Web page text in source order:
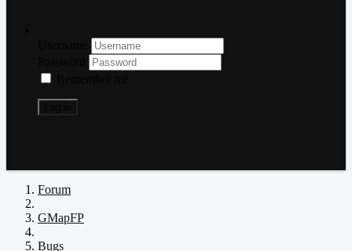
Forum
GMapFP
Bugs